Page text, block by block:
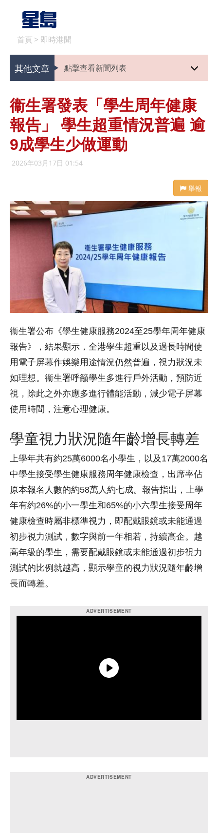
首頁 > 即時港聞
其他文章 點擊查看新聞列表
衞生署發表「學生周年健康
報告」 學生超重情況普遍 逾
9成學生少做運動
2026年03月17日 01:54
舉報
衞生署公布《學生健康服務2024至25學年周年健康
報告》，結果顯示，全港學生超重以及過長時間使
用電子屏幕作娛樂用途情況仍然普遍，視力狀況未
如理想。衞生署呼籲學生多進行戶外活動，預防近
視，除此之外亦應多進行體能活動，減少電子屏幕
使用時間，注意心理健康。
學童視力狀況隨年齡增長轉差
上學年共有約25萬6000名小學生，以及17萬2000名
中學生接受學生健康服務周年健康檢查，出席率佔
原本報名人數的約58萬人約七成。報告指出，上學
年有約26%的小一學生和65%的小六學生接受周年
健康檢查時屬非標準視力，即配戴眼鏡或未能通過
初步視力測試，數字與前一年相若，持續高企。越
高年級的學生，需要配戴眼鏡或未能通過初步視力
測試的比例就越高，顯示學童的視力狀況隨年齡增
長而轉差。